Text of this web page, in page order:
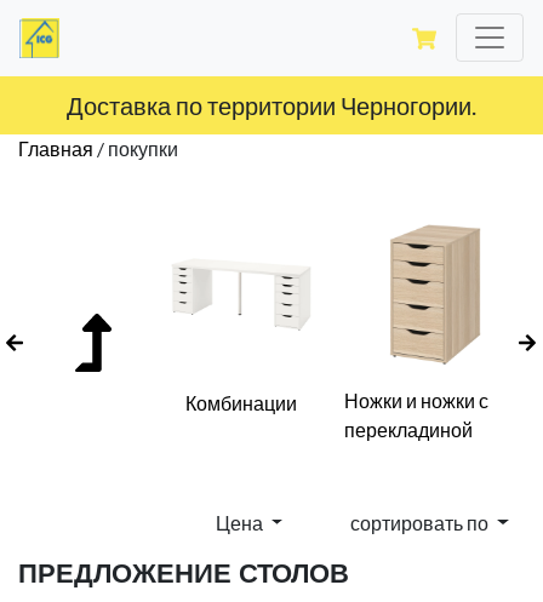
Доставка по территории Черногории.
Главная / покупки
Комбинации
Ножки и ножки с
перекладиной
Цена сортировать по
ПРЕДЛОЖЕНИЕ СТОЛОВ